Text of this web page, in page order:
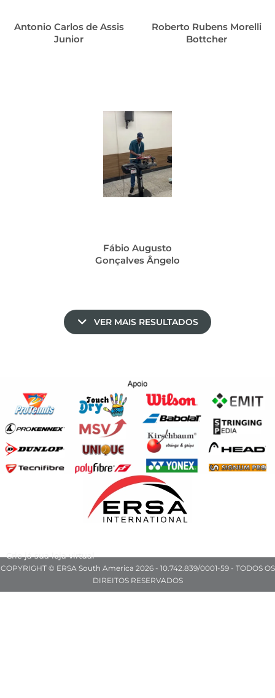
Antonio Carlos de Assis
Junior
Roberto Rubens Morelli
Bottcher
Fábio Augusto
Gonçalves Ângelo
VER MAIS RESULTADOS
Crie já sua loja virtual
COPYRIGHT © ERSA South America 2026 - 10.742.839/0001-59 - TODOS OS
DIREITOS RESERVADOS